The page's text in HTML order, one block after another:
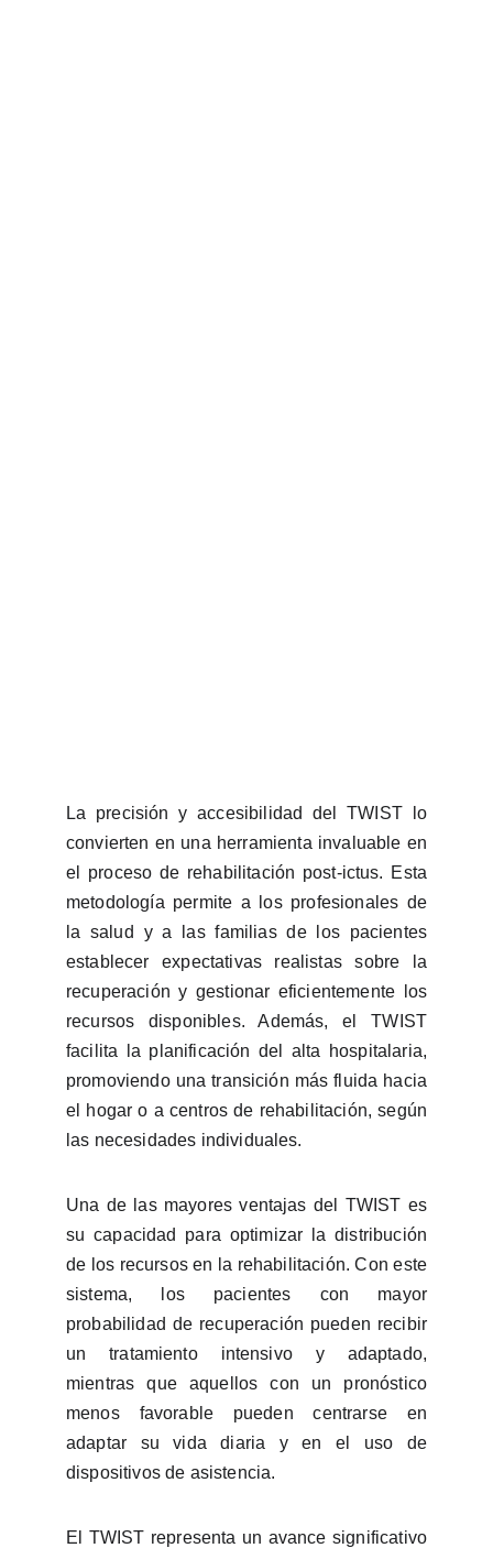
La precisión y accesibilidad del TWIST lo
convierten en una herramienta invaluable en
el proceso de rehabilitación post-ictus. Esta
metodología permite a los profesionales de
la salud y a las familias de los pacientes
establecer expectativas realistas sobre la
recuperación y gestionar eficientemente los
recursos disponibles. Además, el TWIST
facilita la planificación del alta hospitalaria,
promoviendo una transición más fluida hacia
el hogar o a centros de rehabilitación, según
las necesidades individuales.
Una de las mayores ventajas del TWIST es
su capacidad para optimizar la distribución
de los recursos en la rehabilitación. Con este
sistema, los pacientes con mayor
probabilidad de recuperación pueden recibir
un tratamiento intensivo y adaptado,
mientras que aquellos con un pronóstico
menos favorable pueden centrarse en
adaptar su vida diaria y en el uso de
dispositivos de asistencia.
El TWIST representa un avance significativo